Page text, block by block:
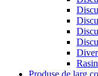
Produse de larg